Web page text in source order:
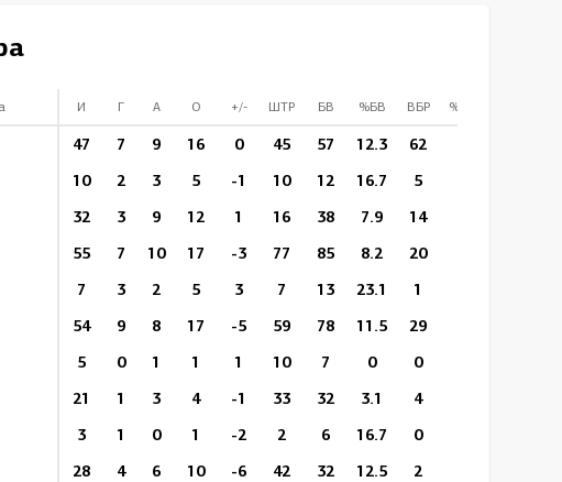
И Г А О +/- ШТР БВ %БВ ВБР %ВБР
47 7 9 16 0 45 57 12.3 62
10 2 3 5 -1 10 12 16.7 5
32 3 9 12 1 16 38 7.9 14
55 7 10 17 -3 77 85 8.2 20
7 3 2 5 3 7 13 23.1 1
54 9 8 17 -5 59 78 11.5 29
5 0 1 1 1 10 7 0 0
21 1 3 4 -1 33 32 3.1 4
3 1 0 1 -2 2 6 16.7 0
28 4 6 10 -6 42 32 12.5 2